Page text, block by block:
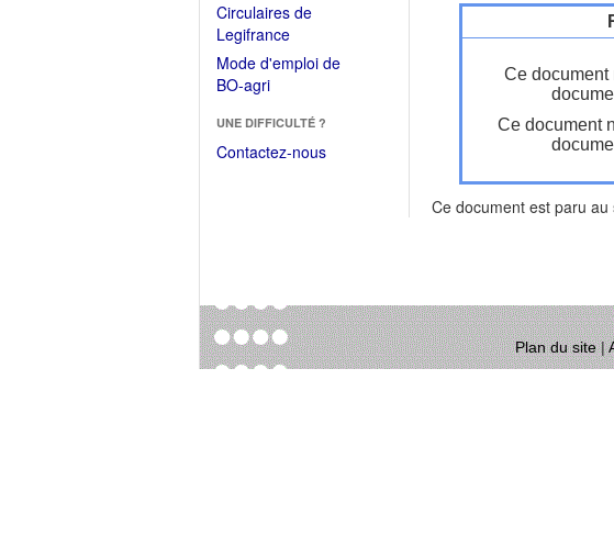
Circulaires de
Legifrance(Ouvrir
dans
une
fenêtre)
Mode d'emploi de
BO-agri(Ouvrir
une
nouvelle
UNE DIFFICULTÉ ?
Contactez-nous
Ce document
Ce document
Ce document est paru au
Plan du site|